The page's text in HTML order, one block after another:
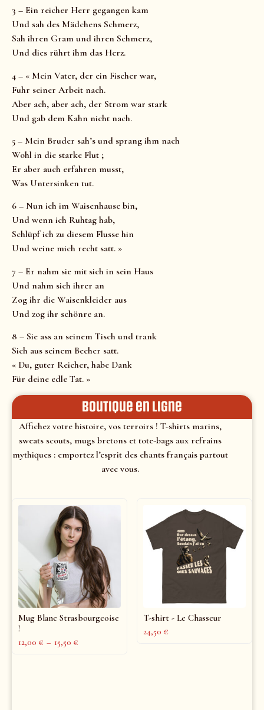
3 – Ein reicher Herr gegangen kam
Und sah des Mädchens Schmerz,
Sah ihren Gram und ihren Schmerz,
Und dies rührt ihm das Herz.
4 – « Mein Vater, der ein Fischer war,
Fuhr seiner Arbeit nach.
Aber ach, aber ach, der Strom war stark
Und gab dem Kahn nicht nach.
5 – Mein Bruder sah’s und sprang ihm nach
Wohl in die starke Flut ;
Er aber auch erfahren musst,
Was Untersinken tut.
6 – Nun ich im Waisenhause bin,
Und wenn ich Ruhtag hab,
Schlüpf ich zu diesem Flusse hin
Und weine mich recht satt. »
7 – Er nahm sie mit sich in sein Haus
Und nahm sich ihrer an
Zog ihr die Waisenkleider aus
Und zog ihr schönre an.
8 – Sie ass an seinem Tisch und trank
Sich aus seinem Becher satt.
« Du, guter Reicher, habe Dank
Für deine edle Tat. »
Boutique en ligne
Affichez votre histoire, vos terroirs ! T-shirts marins,
sweats scouts, mugs bretons et tote-bags aux refrains
mythiques : emportez l’esprit des chants français partout
avec vous.
Mug Blanc Strasbourgeoise
!
12,00 € – 15,50 €
T-shirt - Le Chasseur
24,50 €